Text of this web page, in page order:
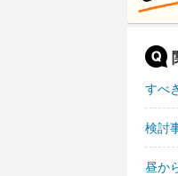
すべ
検討
昼か